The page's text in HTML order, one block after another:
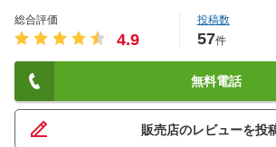
総合評価
4.9
投稿数
57件
無料電話
販売店のレビューを投